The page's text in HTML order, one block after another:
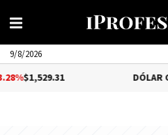
9/8/2026
-1.25%